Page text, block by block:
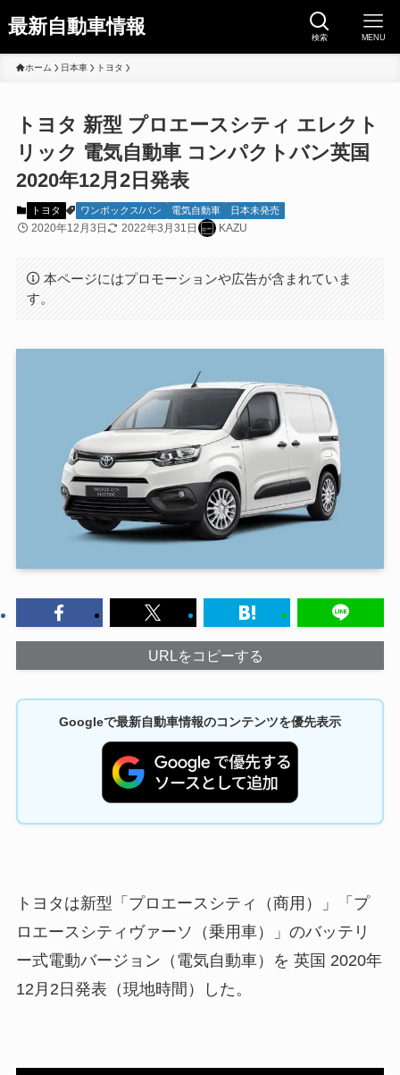
最新自動車情報 検索 MENU
ホーム 日本車 トヨタ
トヨタ 新型 プロエースシティ エレクト
リック 電気自動車 コンパクトバン英国
2020年12月2日発表
トヨタ ワンボックス/バン 電気自動車 日本未発売
2020年12月3日 2022年3月31日 KAZU
本ページにはプロモーションや広告が含まれていま
す。
URLをコピーする
Googleで最新自動車情報のコンテンツを優先表示
トヨタは新型「プロエースシティ（商用）」「プ
ロエースシティヴァーソ（乗用車）」のバッテリ
ー式電動バージョン（電気自動車）を 英国 2020年
12月2日発表（現地時間）した。